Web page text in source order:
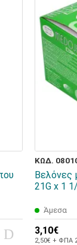
ΚΩΔ.
Bελόνες
21G x 1
Άμεσα
3,10€
2,50€ + ΦΠΑ